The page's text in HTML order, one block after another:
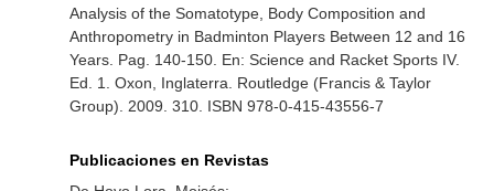
Analysis of the Somatotype, Body Composition and
Anthropometry in Badminton Players Between 12 and 16
Years. Pag. 140-150. En: Science and Racket Sports IV.
Ed. 1. Oxon, Inglaterra. Routledge (Francis & Taylor
Group). 2009. 310. ISBN 978-0-415-43556-7
Publicaciones en Revistas